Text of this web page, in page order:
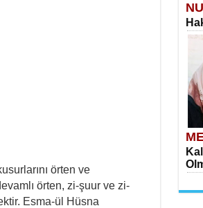
örten ve
örten, zi-şuur ve zi-
Esma-ül Hüsna